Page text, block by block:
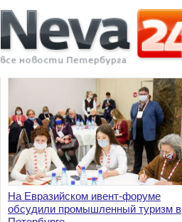
На Евразийском ивент-форуме
обсудили промышленный туризм в